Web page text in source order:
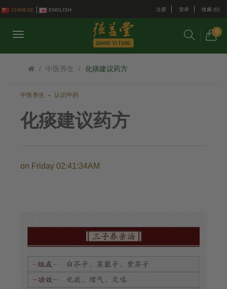
CHINESE ENGLISH 注册 登录 收藏 (0)
0
中医养生 化痰建议药方
中医养生 认识中药
化痰建议药方
on Friday 02:41:34AM